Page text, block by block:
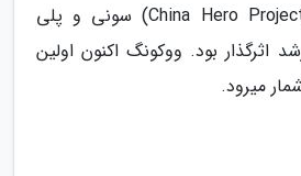
پروژه قهرمان چین (China Hero Project) سونی و پلی
اثرگذار بود. ووکونگ اکنون اولین
میرود.